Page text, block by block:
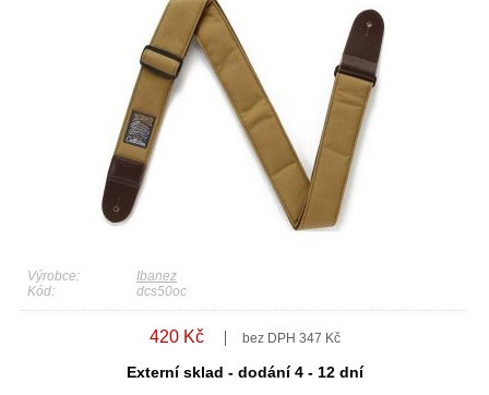
Výrobce:
Ibanez
Kód:
dcs50oc
420 Kč bez DPH 347 Kč
Externí sklad - dodání 4 - 12 dní